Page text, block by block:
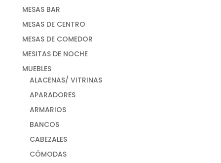
MESAS BAR
MESAS DE CENTRO
MESAS DE COMEDOR
MESITAS DE NOCHE
MUEBLES
ALACENAS/ VITRINAS
APARADORES
ARMARIOS
BANCOS
CABEZALES
CÓMODAS